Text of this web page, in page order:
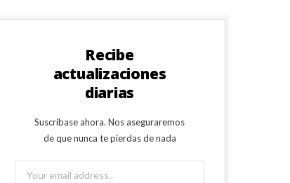
Recibe
actualizaciones
diarias
Suscríbase ahora. Nos aseguraremos
de que nunca te pierdas de nada